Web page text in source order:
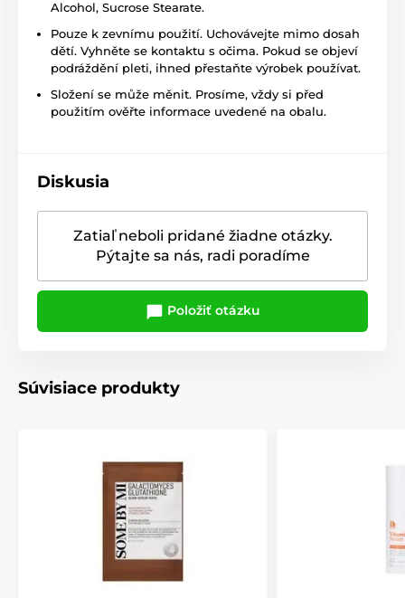
Alcohol, Sucrose Stearate.
Pouze k zevnímu použití. Uchovávejte mimo dosah
dětí. Vyhněte se kontaktu s očima. Pokud se objeví
podráždění pleti, ihned přestaňte výrobek používat.
Složení se může měnit. Prosíme, vždy si před
použitím ověřte informace uvedené na obalu.
Diskusia
Zatiaľ neboli pridané žiadne otázky.
Pýtajte sa nás, radi poradíme
Položiť otázku
Súvisiace produkty